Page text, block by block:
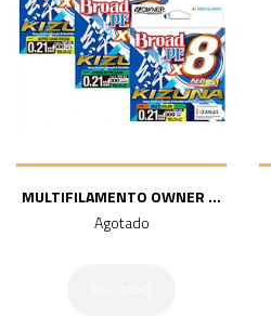
MULTIFILAMENTO OWNER ...
Agotado